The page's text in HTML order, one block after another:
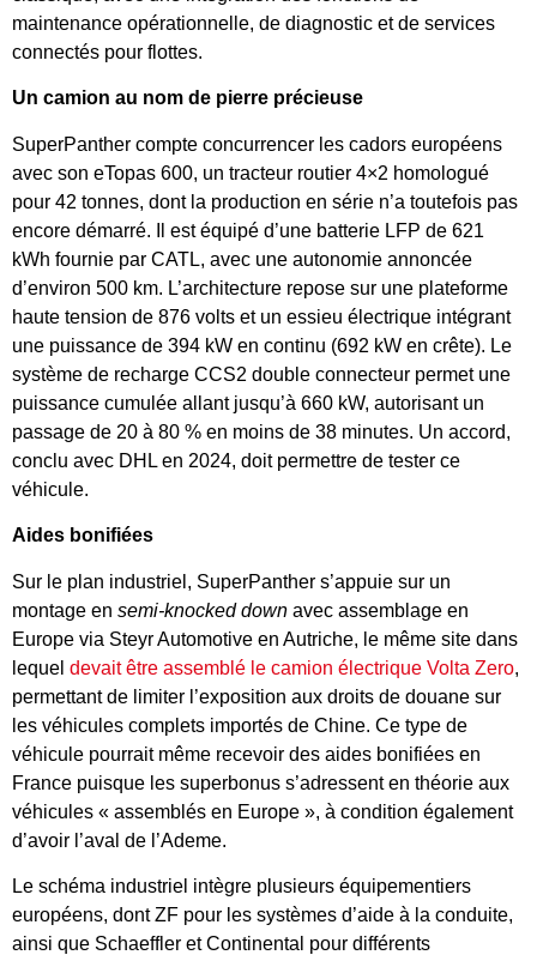
maintenance opérationnelle, de diagnostic et de services
connectés pour flottes.
Un camion au nom de pierre précieuse
SuperPanther compte concurrencer les cadors européens
avec son eTopas 600, un tracteur routier 4×2 homologué
pour 42 tonnes, dont la production en série n’a toutefois pas
encore démarré. Il est équipé d’une batterie LFP de 621
kWh fournie par CATL, avec une autonomie annoncée
d’environ 500 km. L’architecture repose sur une plateforme
haute tension de 876 volts et un essieu électrique intégrant
une puissance de 394 kW en continu (692 kW en crête). Le
système de recharge CCS2 double connecteur permet une
puissance cumulée allant jusqu’à 660 kW, autorisant un
passage de 20 à 80 % en moins de 38 minutes. Un accord,
conclu avec DHL en 2024, doit permettre de tester ce
véhicule.
Aides bonifiées
Sur le plan industriel, SuperPanther s’appuie sur un
montage en semi-knocked down avec assemblage en
Europe via Steyr Automotive en Autriche, le même site dans
lequel devait être assemblé le camion électrique Volta Zero,
permettant de limiter l’exposition aux droits de douane sur
les véhicules complets importés de Chine. Ce type de
véhicule pourrait même recevoir des aides bonifiées en
France puisque les superbonus s’adressent en théorie aux
véhicules « assemblés en Europe », à condition également
d’avoir l’aval de l’Ademe.
Le schéma industriel intègre plusieurs équipementiers
européens, dont ZF pour les systèmes d’aide à la conduite,
ainsi que Schaeffler et Continental pour différents